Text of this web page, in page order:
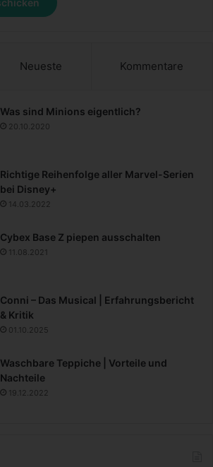
Neueste Kommentare
Was sind Minions eigentlich?
20.10.2020
Richtige Reihenfolge aller Marvel-Serien
bei Disney+
14.03.2022
Cybex Base Z piepen ausschalten
11.08.2021
Conni – Das Musical | Erfahrungsbericht
& Kritik
01.10.2025
Waschbare Teppiche | Vorteile und
Nachteile
19.12.2022